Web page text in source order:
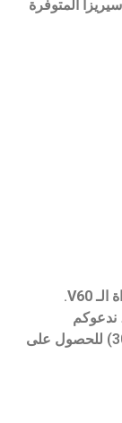
المتوفرة
الـ V60
.
ندعوكم
للحصول على